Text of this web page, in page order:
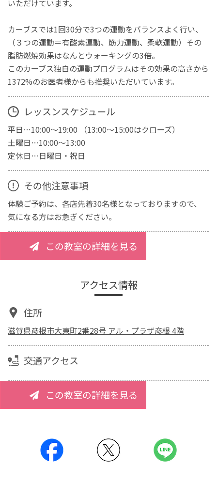
いただけています。
カーブスでは1回30分で3つの運動をバランスよく行い、
（３つの運動＝有酸素運動、筋力運動、柔軟運動）その
脂肪燃焼効果はなんとウォーキングの3倍。
このカーブス独自の運動プログラムはその効果の高さから
1372%のお医者様からも推奨いただいています。
レッスンスケジュール
平日…10:00～19:00 （13:00～15:00はクローズ）
土曜日…10:00～13:00
定休日…日曜日・祝日
その他注意事項
体験ご予約は、各店先着30名様となっておりますので、
気になる方はお急ぎください。
この教室の詳細を見る
アクセス情報
住所
滋賀県彦根市大東町2番28号 アル・プラザ彦根 4階
交通アクセス
この教室の詳細を見る